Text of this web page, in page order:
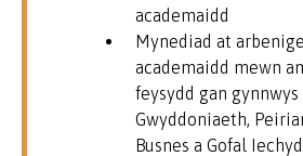
academaidd
Mynediad at
academaidd mewn
feysydd gan gynnwys
Gwyddoniaeth,
Busnes a Gofal